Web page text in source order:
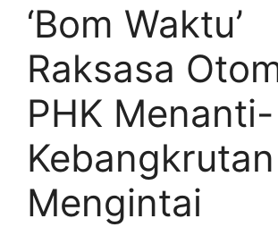
‘Bom Waktu’
Raksasa
PHK Menanti-
Kebangkrutan
Mengintai